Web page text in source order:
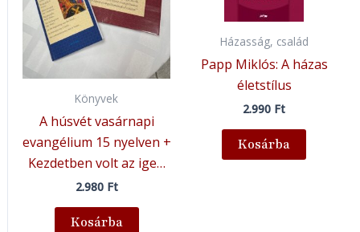
Könyvek
A húsvét vasárnapi
evangélium 15 nyelven +
Kezdetben volt az ige…
2.980 Ft
Kosárba
Házasság, család
Papp Miklós: A házas
életstílus
2.990 Ft
Kosárba